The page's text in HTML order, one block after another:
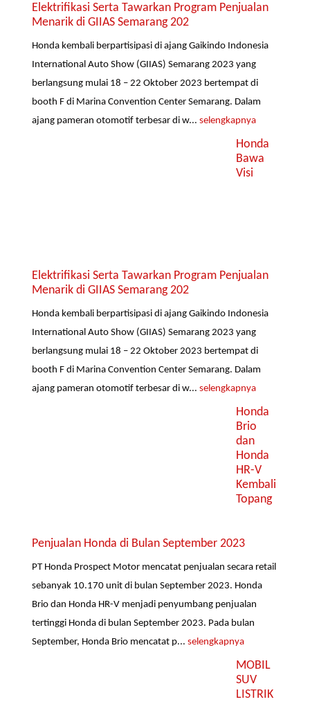
Elektrifikasi Serta Tawarkan Program Penjualan
Menarik di GIIAS Semarang 202
Honda kembali berpartisipasi di ajang Gaikindo Indonesia
International Auto Show (GIIAS) Semarang 2023 yang
berlangsung mulai 18 – 22 Oktober 2023 bertempat di
booth F di Marina Convention Center Semarang. Dalam
ajang pameran otomotif terbesar di w...selengkapnya
Honda
Bawa
Visi
Elektrifikasi Serta Tawarkan Program Penjualan
Menarik di GIIAS Semarang 202
Honda kembali berpartisipasi di ajang Gaikindo Indonesia
International Auto Show (GIIAS) Semarang 2023 yang
berlangsung mulai 18 – 22 Oktober 2023 bertempat di
booth F di Marina Convention Center Semarang. Dalam
ajang pameran otomotif terbesar di w...selengkapnya
Honda
Brio
dan
Honda
HR-V
Kembali
Topang
Penjualan Honda di Bulan September 2023
PT Honda Prospect Motor mencatat penjualan secara retail
sebanyak 10.170 unit di bulan September 2023. Honda
Brio dan Honda HR-V menjadi penyumbang penjualan
tertinggi Honda di bulan September 2023. Pada bulan
September, Honda Brio mencatat p...selengkapnya
MOBIL
SUV
LISTRIK